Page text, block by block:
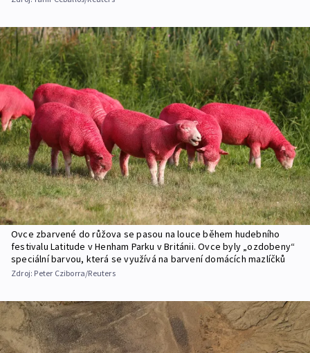
Ovce zbarvené do růžova se pasou na louce během hudebního
festivalu Latitude v Henham Parku v Británii. Ovce byly „ozdobeny“
speciální barvou, která se využívá na barvení domácích mazlíčků
Zdroj: Peter Cziborra/Reuters